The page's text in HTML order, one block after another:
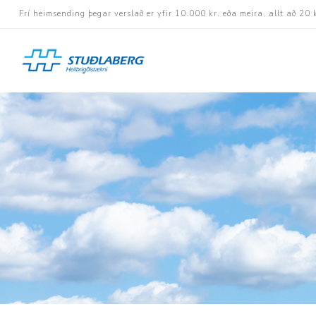
Frí heimsending þegar verslað er yfir 10.000 kr. eða meira, allt að 20
Hjólastólar
Aukabúnaður
Aflbúnaður og
Fastramma
Rafknúnir hjólastólar
Rafskutlur
Krossramma